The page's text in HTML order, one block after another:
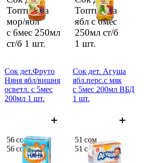
Топтыш­ка
мор/ябл
с 6мес 250мл
ст/б 1 шт.
Топтыш­ка
ябл с 6мес
250мл ст/б
1 шт.
Сок дет.Фруто
Няня ябл/вишня
осветл. с 5мес
200мл 1 шт.
56 сом
56 сом
Сок дет. Агуша
ябл.перс.с мяк
с 5мес 200мл ВБД
1 шт.
51 сом
51 сом